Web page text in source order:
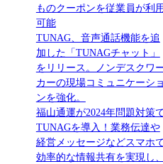
ものクーポンを従業員が利
可能
TUNAG、音声通話機能を追
加した「TUNAGチャット」
をリリース。ノンデスクワ
カーの現場コミュニケーシ
ンを強化。
福山通運が2024年問題対策
TUNAGを導入！業務伝達や
経営メッセージなどスマホ
効率的な情報共有を実現し